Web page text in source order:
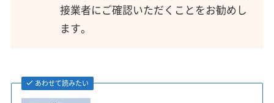
接業者にご確認いただくことをお勧めし
ます。
あわせて読みたい